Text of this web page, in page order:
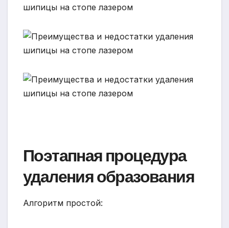
Поэтапная процедура
удаления образования
Алгоритм простой: